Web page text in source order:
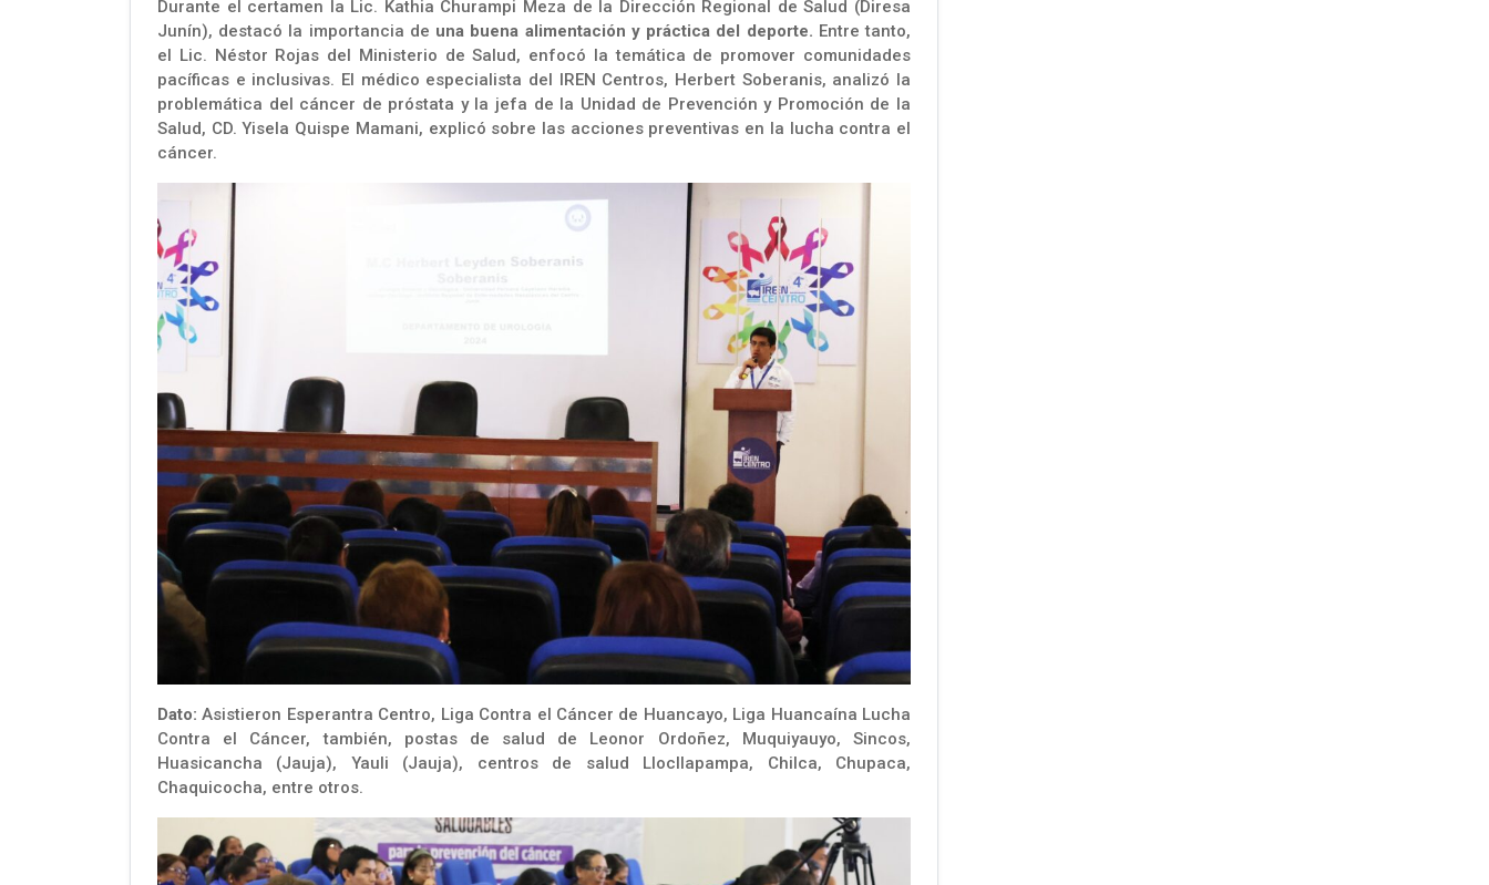
Durante el certamen la Lic. Kathia Churampi Meza de la Dirección Regional de Salud (Diresa
Junín), destacó la importancia de una buena alimentación y práctica del deporte. Entre tanto,
el Lic. Néstor Rojas del Ministerio de Salud, enfocó la temática de promover comunidades
pacíficas e inclusivas. El médico especialista del IREN Centros, Herbert Soberanis, analizó la
problemática del cáncer de próstata y la jefa de la Unidad de Prevención y Promoción de la
Salud, CD. Yisela Quispe Mamani, explicó sobre las acciones preventivas en la lucha contra el
cáncer.
Dato:Asistieron Esperantra Centro, Liga Contra el Cáncer de Huancayo, Liga Huancaína Lucha
Contra el Cáncer, también, postas de salud de Leonor Ordoñez, Muquiyauyo, Sincos,
Huasicancha (Jauja), Yauli (Jauja), centros de salud Llocllapampa, Chilca, Chupaca,
Chaquicocha, entre otros.